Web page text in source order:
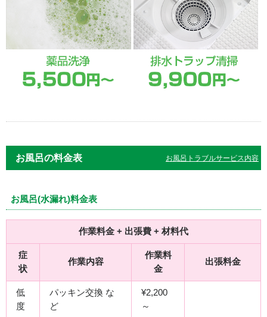
お風呂の料金表 お風呂トラブルサービス内容
お風呂(水漏れ)料金表
作業料金 + 出張費 + 材料代
症
状
作業内容
作業料
金
出張料金
低
度
パッキン交換 な
ど
¥2,200
～